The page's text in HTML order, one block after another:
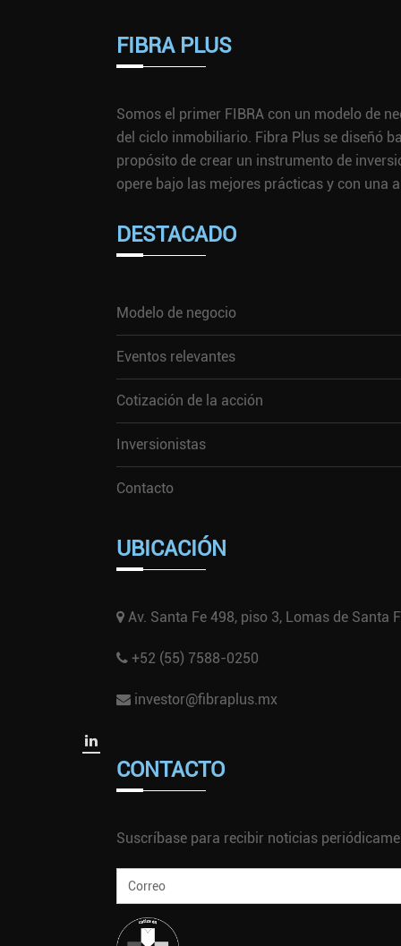
FIBRA PLUS
Somos el primer FIBRA con un modelo de
del ciclo inmobiliario. Fibra Plus se diseñó
propósito de crear un instrumento de
opere bajo las mejores prácticas y con una
DESTACADO
Modelo de negocio
Eventos relevantes
Cotización de la acción
Inversionistas
Contacto
UBICACIÓN
Av. Santa Fe 498, piso 3, Lomas de Santa
+52 (55) 7588-0250
investor@fibraplus.mx
CONTACTO
Suscríbase para recibir noticias